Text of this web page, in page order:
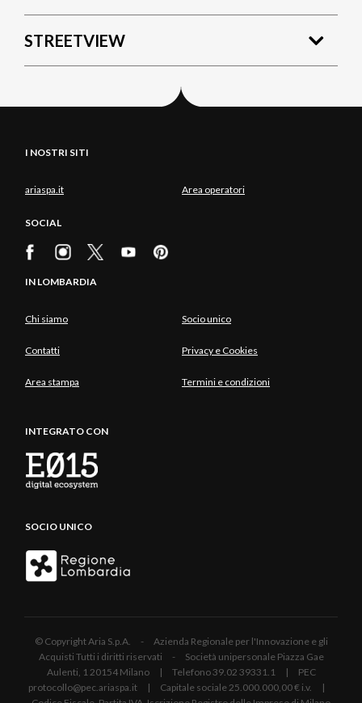
STREETVIEW
I NOSTRI SITI
ariaspa.it Area operatori
SOCIAL
IN LOMBARDIA
Chi siamo Socio unico
Contatti Privacy e Cookies
Area stampa Termini e condizioni
INTEGRATO CON
SOCIO UNICO
© Copyright Aria S.p.A. - Azienda Regionale per l'Innovazione e gli
Acquisti Tutti i diritti riservati - Società unipersonale Piazza Gae
Aulenti, 1 20154 Milano | Telefono 39.02 39331.1 | PEC
protocollo@pec.ariaspa.it | Capitale sociale 25.000.000,00 € i.v. |